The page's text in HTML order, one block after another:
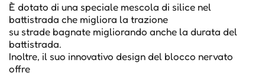
È dotato di una speciale mescola di silice nel
battistrada che migliora la trazione
su strade bagnate migliorando anche la durata del
battistrada.
Inoltre, il suo innovativo design del blocco nervato
offre